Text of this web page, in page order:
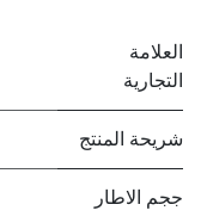
العلامة
التجارية
شريحة المنتج
ججم الاطار